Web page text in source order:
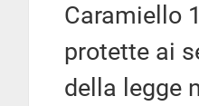
Caramiello
protette ai
della legge